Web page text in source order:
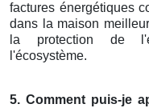
factures énergétiques
dans la maison
la protection de
l'écosystème.
5. Comment puis-je